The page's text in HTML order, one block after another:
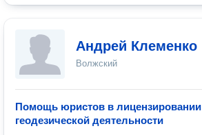
Андрей Клеменко
Волжский
Помощь юристов в лицензировании
геодезической деятельности